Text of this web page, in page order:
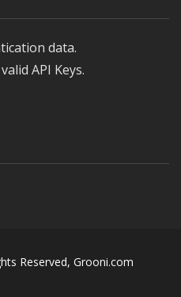
data.
API Keys.
Reserved, Grooni.com